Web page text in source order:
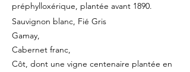
préphylloxérique, plantée avant 1890.
Sauvignon blanc, Fié Gris
Gamay,
Cabernet franc,
Côt, dont une vigne centenaire plantée en